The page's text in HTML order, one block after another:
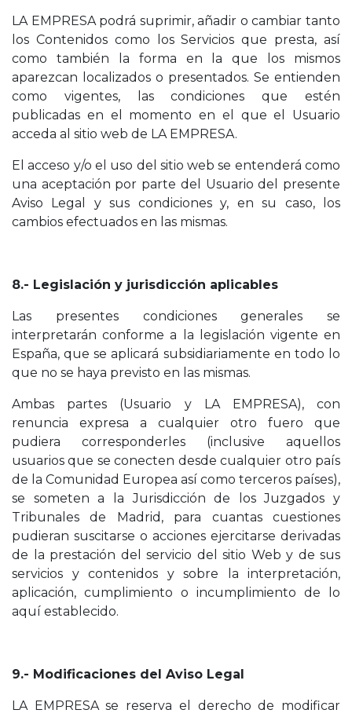
LA EMPRESA podrá suprimir, añadir o cambiar tanto
los Contenidos como los Servicios que presta, así
como también la forma en la que los mismos
aparezcan localizados o presentados. Se entienden
como vigentes, las condiciones que estén
publicadas en el momento en el que el Usuario
acceda al sitio web de LA EMPRESA.
El acceso y/o el uso del sitio web se entenderá como
una aceptación por parte del Usuario del presente
Aviso Legal y sus condiciones y, en su caso, los
cambios efectuados en las mismas.
8.- Legislación y jurisdicción aplicables
Las presentes condiciones generales se
interpretarán conforme a la legislación vigente en
España, que se aplicará subsidiariamente en todo lo
que no se haya previsto en las mismas.
Ambas partes (Usuario y LA EMPRESA), con
renuncia expresa a cualquier otro fuero que
pudiera corresponderles (inclusive aquellos
usuarios que se conecten desde cualquier otro país
de la Comunidad Europea así como terceros países),
se someten a la Jurisdicción de los Juzgados y
Tribunales de Madrid, para cuantas cuestiones
pudieran suscitarse o acciones ejercitarse derivadas
de la prestación del servicio del sitio Web y de sus
servicios y contenidos y sobre la interpretación,
aplicación, cumplimiento o incumplimiento de lo
aquí establecido.
9.- Modificaciones del Aviso Legal
LA EMPRESA se reserva el derecho de modificar